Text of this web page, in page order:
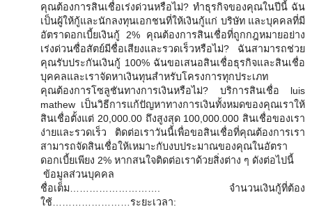
คุณต้องการสินเชื่อเร่งด่วนหรือไม่? ทำธุรกิจของคุณในปีนี้ ฉัน
เป็นผู้ให้กู้และนักลงทุนเอกชนที่ให้เงินกู้แก่ บริษัท และบุคคลที่มี
อัตราดอกเบี้ยเงินกู้ 2% คุณต้องการสินเชื่อที่ถูกกฎหมายอย่าง
เร่งด่วนซื่อสัตย์มีชื่อเสียงและรวดเร็วหรือไม่? ฉันสามารถช่วย
คุณรับประกันเงินกู้ 100% ฉันขอเสนอสินเชื่อธุรกิจและสินเชื่อ
บุคคลและเราจัดหาเงินทุนสำหรับโครงการทุกประเภท
คุณต้องการโซลูชันทางการเงินหรือไม่? บริการสินเชื่อ luis
mathew เป็นวิธีการแก้ปัญหาทางการเงินทั้งหมดของคุณเราให้
สินเชื่อตั้งแต่ 20,000.00 ถึงสูงสุด 100,000.000 สินเชื่อของเรา
ง่ายและรวดเร็ว ติดต่อเราวันนี้เพื่อขอสินเชื่อที่คุณต้องการเรา
สามารถจัดสินเชื่อให้เหมาะกับงบประมาณของคุณในอัตรา
ดอกเบี้ยเพียง 2% หากสนใจติดต่อเราด้วยสิ่งต่าง ๆ ดังต่อไปนี้
ข้อมูลส่วนบุคคล
ชื่อเต็ม………………………. จำนวนเงินกู้ที่ต้อง
ใช้……………………ระยะเวลา: